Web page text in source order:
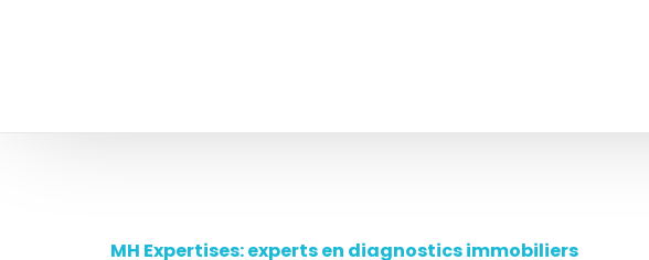
MH Expertises: experts en diagnostics immobiliers